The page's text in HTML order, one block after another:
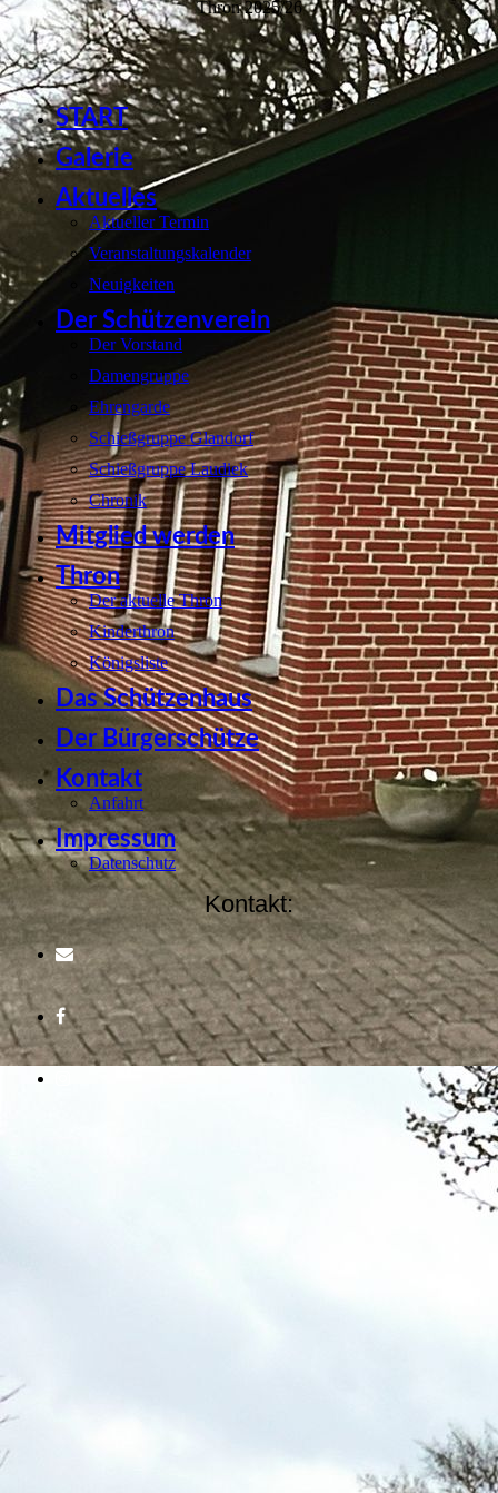
Thron 2025/26
START
Galerie
Aktuelles
Aktueller Termin
Veranstaltungskalender
Neuigkeiten
Der Schützenverein
Der Vorstand
Damengruppe
Ehrengarde
Schießgruppe Glandorf
Schießgruppe Laudiek
Chronik
Mitglied werden
Thron
Der aktuelle Thron
Kinderthron
Königsliste
Das Schützenhaus
Der Bürgerschütze
Kontakt
Anfahrt
Impressum
Datenschutz
Kontakt: